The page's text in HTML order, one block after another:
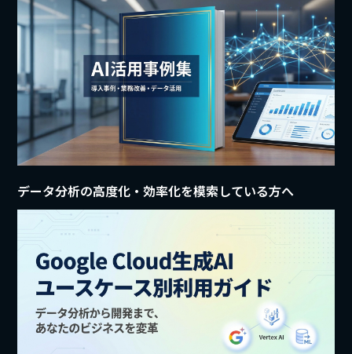
データ分析の高度化・効率化を模索している方へ